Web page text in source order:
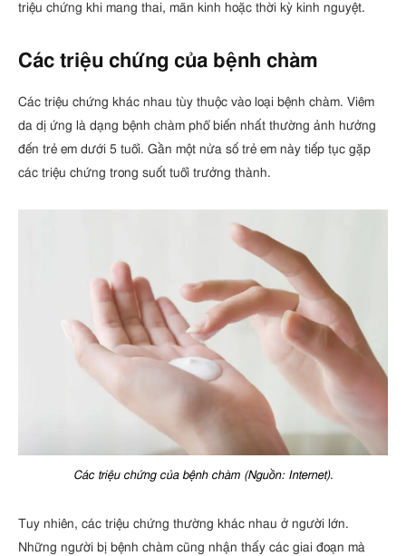
triệu chứng khi mang thai, mãn kinh hoặc thời kỳ kinh nguyệt.
Các triệu chứng của bệnh chàm
Các triệu chứng khác nhau tùy thuộc vào loại bệnh chàm. Viêm
da dị ứng là dạng bệnh chàm phổ biến nhất thường ảnh hưởng
đến trẻ em dưới 5 tuổi. Gần một nửa số trẻ em này tiếp tục gặp
các triệu chứng trong suốt tuổi trưởng thành.
Các triệu chứng của bệnh chàm (Nguồn: Internet).
Tuy nhiên, các triệu chứng thường khác nhau ở người lớn.
Những người bị bệnh chàm cũng nhận thấy các giai đoạn mà